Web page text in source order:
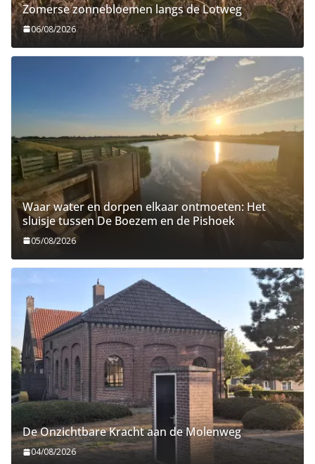
Zomerse zonnebloemen langs de Lotweg
06/08/2026
Waar water en dorpen elkaar ontmoeten: Het
sluisje tussen De Boezem en de Pishoek
05/08/2026
De Onzichtbare Kracht aan de Molenweg
04/08/2026